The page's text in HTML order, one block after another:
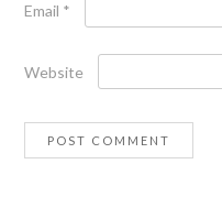
Email *
Website